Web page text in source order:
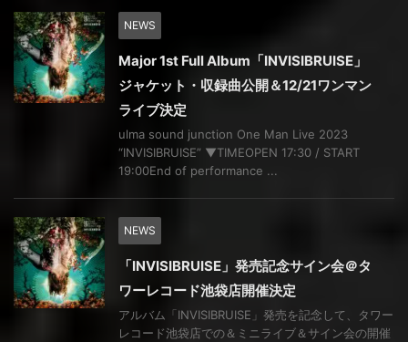
NEWS
Major 1st Full Album「INVISIBRUISE」
ジャケット・収録曲公開＆12/21ワンマン
ライブ決定
ulma sound junction One Man Live 2023
“INVISIBRUISE” ▼TIMEOPEN 17:30 / START
19:00End of performance ...
NEWS
「INVISIBRUISE」発売記念サイン会＠タ
ワーレコード池袋店開催決定
アルバム「INVISIBRUISE」発売を記念して、タワー
レコード池袋店での＆ミニライブ＆サイン会の開催